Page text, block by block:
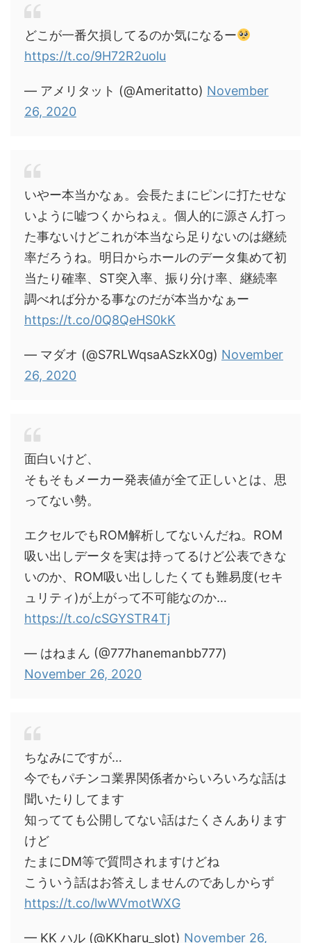
どこが一番欠損してるのか気になるー
https://t.co/9H72R2uolu
— アメリタット (@Ameritatto) November
26, 2020
いやー本当かなぁ。会長たまにピンに打たせな
いように嘘つくからねぇ。個人的に源さん打っ
た事ないけどこれが本当なら足りないのは継続
率だろうね。明日からホールのデータ集めて初
当たり確率、ST突入率、振り分け率、継続率
調べれば分かる事なのだが本当かなぁー
https://t.co/0Q8QeHS0kK
— マダオ (@S7RLWqsaASzkX0g) November
26, 2020
面白いけど、
そもそもメーカー発表値が全て正しいとは、思
ってない勢。
エクセルでもROM解析してないんだね。ROM
吸い出しデータを実は持ってるけど公表できな
いのか、ROM吸い出ししたくても難易度(セキ
ュリティ)が上がって不可能なのか…
https://t.co/cSGYSTR4Tj
— はねまん (@777hanemanbb777)
November 26, 2020
ちなみにですが…
今でもパチンコ業界関係者からいろいろな話は
聞いたりしてます
知ってても公開してない話はたくさんあります
けど
たまにDM等で質問されますけどね
こういう話はお答えしませんのであしからず
https://t.co/lwWVmotWXG
— KK ハル (@KKharu_slot) November 26,